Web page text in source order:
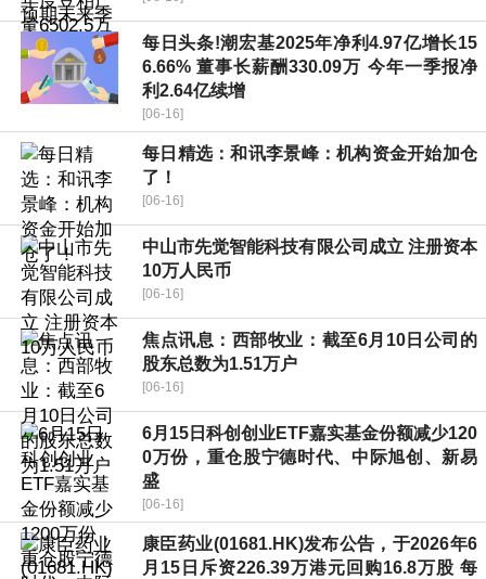
每日头条!潮宏基2025年净利4.97亿增长15
6.66% 董事长薪酬330.09万 今年一季报净
利2.64亿续增
[06-16]
每日精选：和讯李景峰：机构资金开始加仓
了！
[06-16]
中山市先觉智能科技有限公司成立 注册资本
10万人民币
[06-16]
焦点讯息：西部牧业：截至6月10日公司的
股东总数为1.51万户
[06-16]
6月15日科创创业ETF嘉实基金份额减少120
0万份，重仓股宁德时代、中际旭创、新易
盛
[06-16]
康臣药业(01681.HK)发布公告，于2026年6
月15日斥资226.39万港元回购16.8万股 每